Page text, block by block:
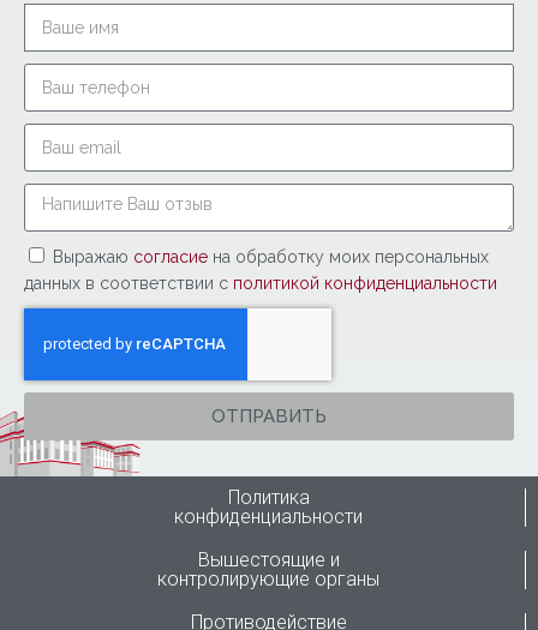
Выражаю согласие на обработку моих персональных
данных в соответствии с политикой конфиденциальности
ОТПРАВИТЬ
Политика
конфиденциальности
Вышестоящие и
контролирующие органы
Противодействие